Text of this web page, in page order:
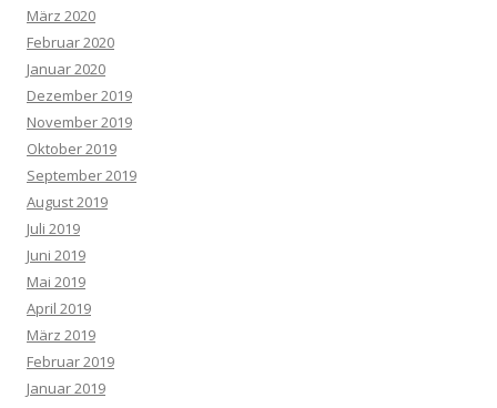
März 2020
Februar 2020
Januar 2020
Dezember 2019
November 2019
Oktober 2019
September 2019
August 2019
Juli 2019
Juni 2019
Mai 2019
April 2019
März 2019
Februar 2019
Januar 2019